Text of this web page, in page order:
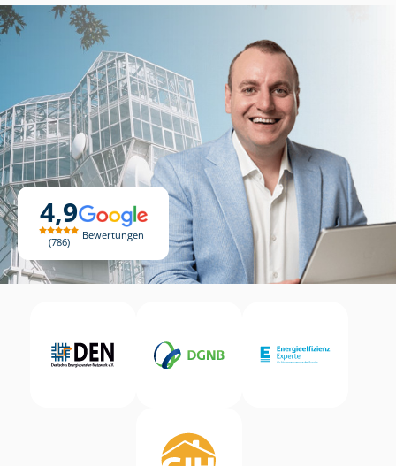
4,9
786
Bewertungen